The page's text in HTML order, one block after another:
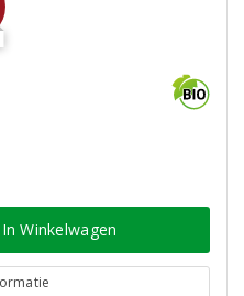
In Winkelwagen